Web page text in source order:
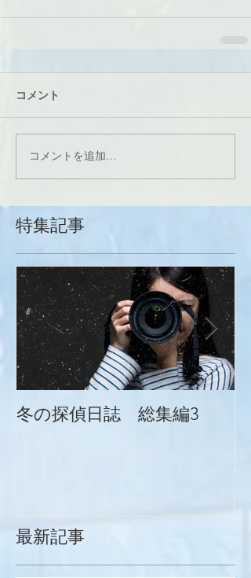
コメント
コメントを追加…
特集記事
冬の探偵日誌 総集編3
最新記事